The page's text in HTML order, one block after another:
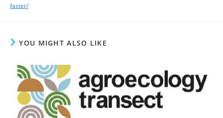
faster/
YOU MIGHT ALSO LIKE